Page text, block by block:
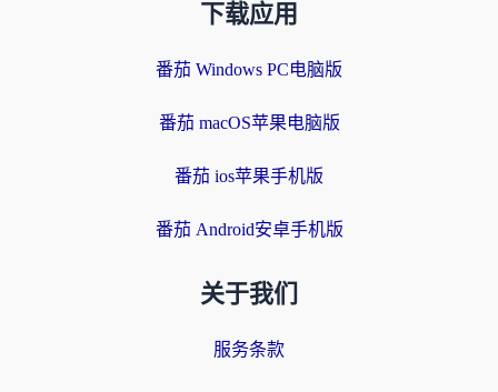
下载应用
番茄 Windows PC电脑版
番茄 macOS苹果电脑版
番茄 ios苹果手机版
番茄 Android安卓手机版
关于我们
服务条款